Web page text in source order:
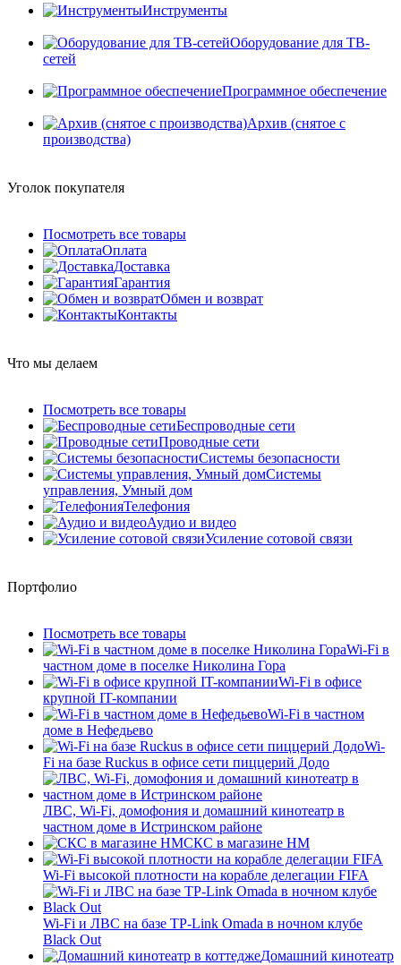
Инструменты
Оборудование для ТВ-
сетей
Программное обеспечение
Архив (снятое с
производства)
Уголок покупателя
Посмотреть все товары
Оплата
Доставка
Гарантия
Обмен и возврат
Контакты
Что мы делаем
Посмотреть все товары
Беспроводные сети
Проводные сети
Системы безопасности
Системы
управления, Умный дом
Телефония
Аудио и видео
Усиление сотовой связи
Портфолио
Посмотреть все товары
Wi-Fi в
частном доме в поселке Николина Гора
Wi-Fi в офисе
крупной IT-компании
Wi-Fi в частном
доме в Нефедьево
Wi-
Fi на базе Ruckus в офисе сети пиццерий Додо
ЛВС, Wi-Fi, домофония и домашний кинотеатр в
частном доме в Истринском районе
СКС в магазине HM
Wi-Fi высокой плотности на корабле делегации FIFA
Wi-Fi и ЛВС на базе TP-Link Omada в ночном клубе
Black Out
Домашний кинотеатр